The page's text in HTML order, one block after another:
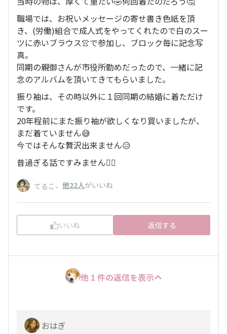
職場では、お祝いメッセージの寄せ書き色紙を頂
き、(労働)組合で成人式をやってくれたので白のスー
ツに赤いブラウス👚で参加し、ブロック毎に記念写
真。
同期の親御さんが市役所勤めだったので、一緒に記
念のアルバムを頂いてきてもらいました。
振り袖は、その時以外に１回同期の結婚に着ただけ
です。
20年程前にまた振り袖が欲しくなり買いましたが、
まだ着ていません😅
今ではそんな贅沢出来ません😥
昔過ぎる話ですみません🙇‍♀️
てるこ 、 他22人がいいね
いいね 返信する
他 1 件の返信を表示
おはぎ